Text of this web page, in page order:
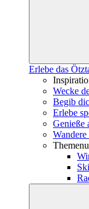
Erlebe das
Wecke
Begib
Erlebe
Genieße